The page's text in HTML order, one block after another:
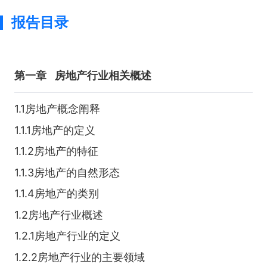
报告目录
第一章 房地产行业相关概述
1.1房地产概念阐释
1.1.1房地产的定义
1.1.2房地产的特征
1.1.3房地产的自然形态
1.1.4房地产的类别
1.2房地产行业概述
1.2.1房地产行业的定义
1.2.2房地产行业的主要领域